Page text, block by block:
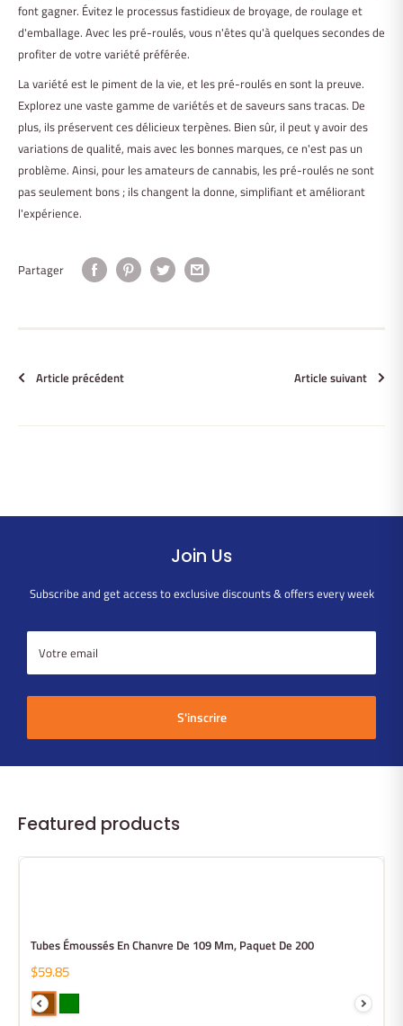
font gagner. Évitez le processus fastidieux de broyage, de roulage et
d'emballage. Avec les pré-roulés, vous n'êtes qu'à quelques secondes de
profiter de votre variété préférée.
La variété est le piment de la vie, et les pré-roulés en sont la preuve.
Explorez une vaste gamme de variétés et de saveurs sans tracas. De
plus, ils préservent ces délicieux terpènes. Bien sûr, il peut y avoir des
variations de qualité, mais avec les bonnes marques, ce n'est pas un
problème. Ainsi, pour les amateurs de cannabis, les pré-roulés ne sont
pas seulement bons ; ils changent la donne, simplifiant et améliorant
l'expérience.
Partager
Article précédent Article suivant
Join Us
Subscribe and get access to exclusive discounts & offers every week
Votre email
S'inscrire
Featured products
Tubes Émoussés En Chanvre De 109 Mm, Paquet De 200
$59.85